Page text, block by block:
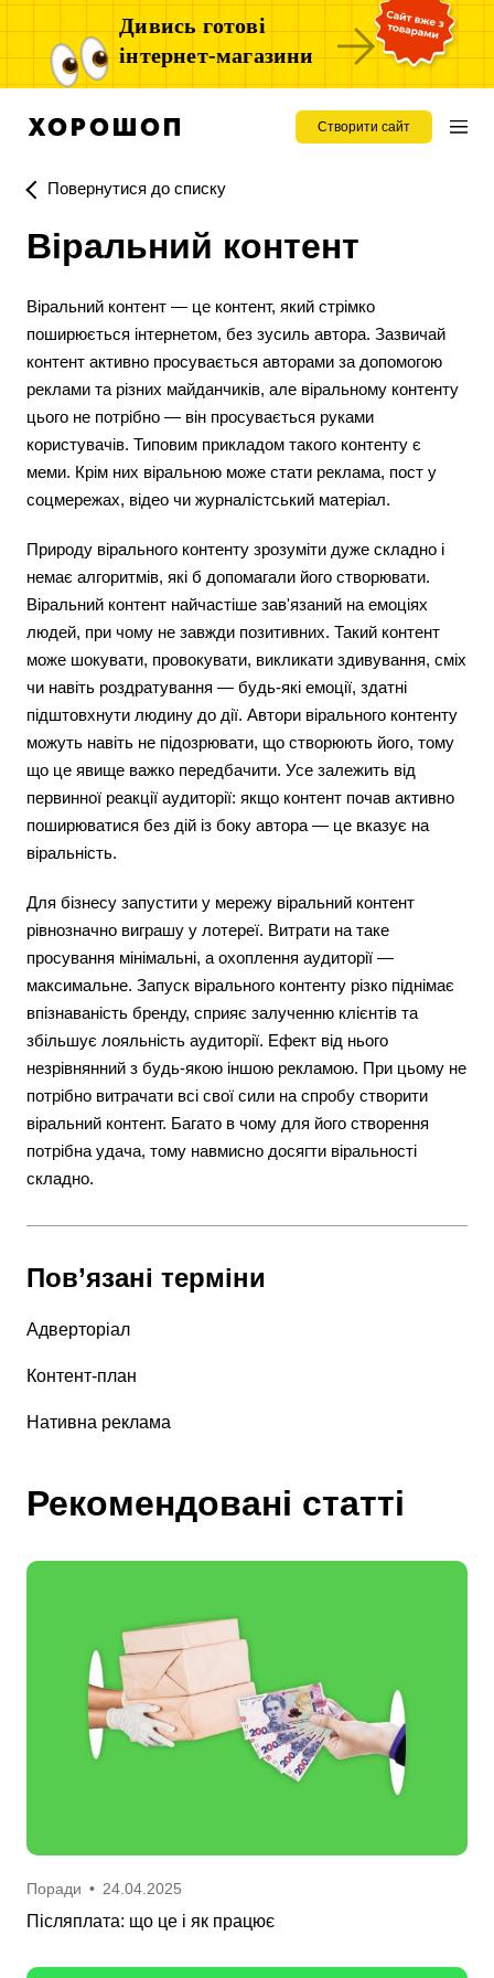
Дивись готові
інтернет-магазини
Створити сайт
Повернутися до списку
Віральний контент
Віральний контент — це контент, який стрімко
поширюється інтернетом, без зусиль автора. Зазвичай
контент активно просувається авторами за допомогою
реклами та різних майданчиків, але віральному контенту
цього не потрібно — він просувається руками
користувачів. Типовим прикладом такого контенту є
меми. Крім них віральною може стати реклама, пост у
соцмережах, відео чи журналістський матеріал.
Природу вірального контенту зрозуміти дуже складно і
немає алгоритмів, які б допомагали його створювати.
Віральний контент найчастіше зав'язаний на емоціях
людей, при чому не завжди позитивних. Такий контент
може шокувати, провокувати, викликати здивування, сміх
чи навіть роздратування — будь-які емоції, здатні
підштовхнути людину до дії. Автори вірального контенту
можуть навіть не підозрювати, що створюють його, тому
що це явище важко передбачити. Усе залежить від
первинної реакції аудиторії: якщо контент почав активно
поширюватися без дій із боку автора — це вказує на
віральність.
Для бізнесу запустити у мережу віральний контент
рівнозначно виграшу у лотереї. Витрати на таке
просування мінімальні, а охоплення аудиторії —
максимальне. Запуск вірального контенту різко піднімає
впізнаваність бренду, сприяє залученню клієнтів та
збільшує лояльність аудиторії. Ефект від нього
незрівнянний з будь-якою іншою рекламою. При цьому не
потрібно витрачати всі свої сили на спробу створити
віральний контент. Багато в чому для його створення
потрібна удача, тому навмисно досягти віральності
складно.
Пов’язані терміни
Адверторіал
Контент-план
Нативна реклама
Рекомендовані статті
Поради • 24.04.2025
Післяплата: що це і як працює